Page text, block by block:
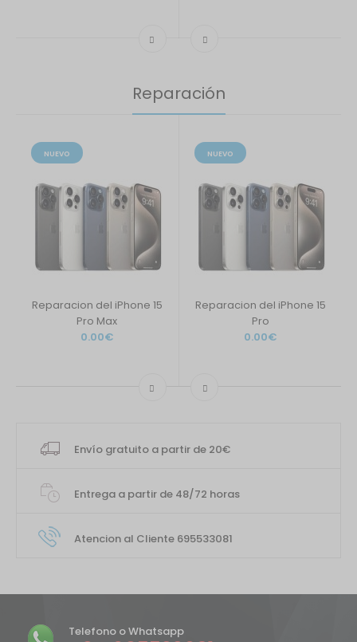
Reparación
NUEVO
Reparacion del iPhone 15
Pro Max
0.00€
NUEVO
Reparacion del iPhone 15
Pro
0.00€
Envío gratuito a partir de 20€
Entrega a partir de 48/72 horas
Atencion al Cliente 695533081
Telefono o Whatsapp